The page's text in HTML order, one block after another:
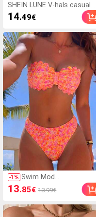
SHEIN LUNE V-hals casual
comfortabele vakantie
plattelands top met relaxte
14.49€
-1 % Swim Mod
tienermeisje,
bloemenrand,
13.85€ 13.99€